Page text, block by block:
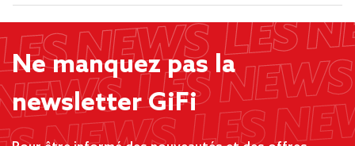
Ne manquez pas la
newsletter GiFi